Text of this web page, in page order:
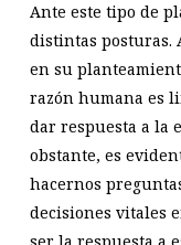
Ante este tipo de
distintas posturas.
en su
razón humana es
dar respuesta a la
obstante, es
hacernos
decisiones vitales